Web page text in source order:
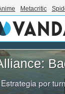
Metacritic
Estrategia por